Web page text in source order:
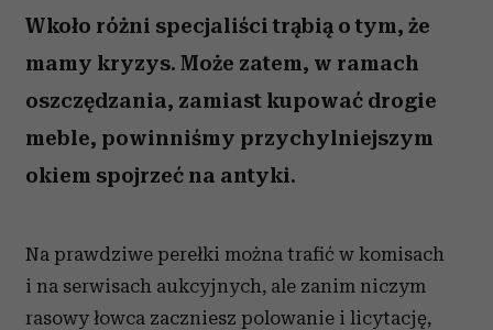
Wkoło różni specjaliści trąbią o tym, że
mamy kryzys. Może zatem, w ramach
oszczędzania, zamiast kupować drogie
meble, powinniśmy przychylniejszym
okiem spojrzeć na antyki.
Na prawdziwe perełki można trafić w komisach
i na serwisach aukcyjnych, ale zanim niczym
rasowy łowca zaczniesz polowanie i licytację,